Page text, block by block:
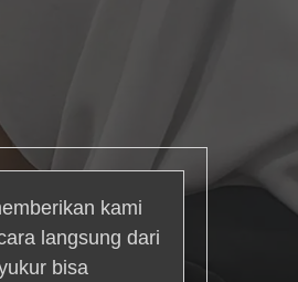
kami
langsung dari
bisa